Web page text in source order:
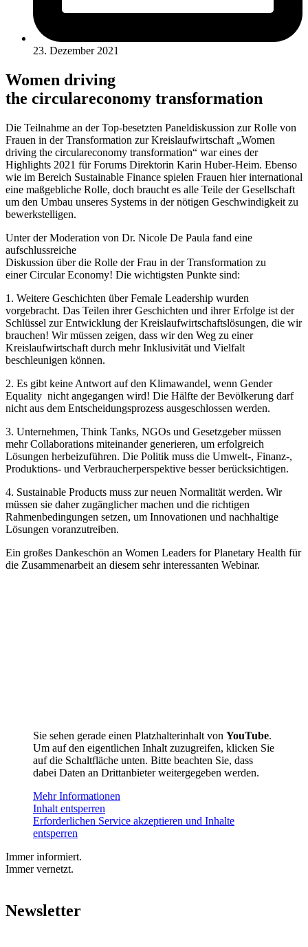
23. Dezember 2021
Women driving
the circulareconomy transformation
Die Teilnahme an der Top-besetzten Paneldiskussion zur Rolle von
Frauen in der Transformation zur Kreislaufwirtschaft „Women
driving the circulareconomy transformation“ war eines der
Highlights 2021 für Forums Direktorin Karin Huber-Heim. Ebenso
wie im Bereich Sustainable Finance spielen Frauen hier international
eine maßgebliche Rolle, doch braucht es alle Teile der Gesellschaft
um den Umbau unseres Systems in der nötigen Geschwindigkeit zu
bewerkstelligen.
Unter der Moderation von Dr. Nicole De Paula fand eine
aufschlussreiche
Diskussion über die Rolle der Frau in der Transformation zu
einer Circular Economy! Die wichtigsten Punkte sind:
1. Weitere Geschichten über Female Leadership wurden
vorgebracht. Das Teilen ihrer Geschichten und ihrer Erfolge ist der
Schlüssel zur Entwicklung der Kreislaufwirtschaftslösungen, die wir
brauchen! Wir müssen zeigen, dass wir den Weg zu einer
Kreislaufwirtschaft durch mehr Inklusivität und Vielfalt
beschleunigen können.
2. Es gibt keine Antwort auf den Klimawandel, wenn Gender
Equality nicht angegangen wird! Die Hälfte der Bevölkerung darf
nicht aus dem Entscheidungsprozess ausgeschlossen werden.
3. Unternehmen, Think Tanks, NGOs und Gesetzgeber müssen
mehr Collaborations miteinander generieren, um erfolgreich
Lösungen herbeizuführen. Die Politik muss die Umwelt-, Finanz-,
Produktions- und Verbraucherperspektive besser berücksichtigen.
4. Sustainable Products muss zur neuen Normalität werden. Wir
müssen sie daher zugänglicher machen und die richtigen
Rahmenbedingungen setzen, um Innovationen und nachhaltige
Lösungen voranzutreiben.
Ein großes Dankeschön an Women Leaders for Planetary Health für
die Zusammenarbeit an diesem sehr interessanten Webinar.
Sie sehen gerade einen Platzhalterinhalt von YouTube.
Um auf den eigentlichen Inhalt zuzugreifen, klicken Sie
auf die Schaltfläche unten. Bitte beachten Sie, dass
dabei Daten an Drittanbieter weitergegeben werden.
Mehr Informationen
Inhalt entsperren
Erforderlichen Service akzeptieren und Inhalte
entsperren
Immer informiert.
Immer vernetzt.
Newsletter